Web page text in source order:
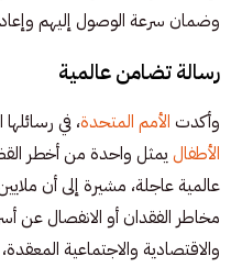
وضمان سرعة الوصول إليهم
رسالة تضامن عالمية
وأكدت الأمم المتحدة، في
الأطفال يمثل واحدة من أخطر
عالمية عاجلة، مشيرة إلى أن
مخاطر الفقدان أو الانفصال عن
والاقتصادية والاجتماعية